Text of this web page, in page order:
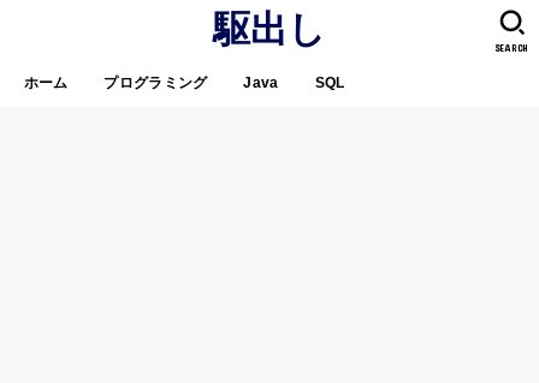
駆出し
ホーム プログラミング Java SQL
SEARCH